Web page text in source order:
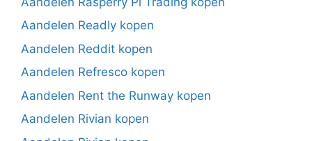
Aandelen Readly kopen
Aandelen Reddit kopen
Aandelen Refresco kopen
Aandelen Rent the Runway kopen
Aandelen Rivian kopen